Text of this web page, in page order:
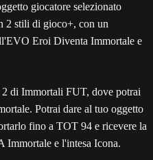
giocatore selezionato
2 stili di gioco+, con un
Eroi Diventa Immortale e
2 di Immortali FUT, dove potrai
Potrai dare al tuo oggetto
fino a TOT 94 e ricevere la
Immortale e l'intesa Icona.